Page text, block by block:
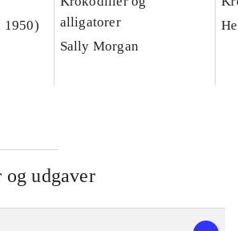
1950)
alligatorer
Sally Morgan
udgaver